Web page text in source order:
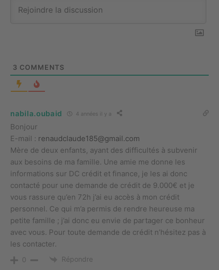
3 COMMENTS
nabila.oubaid 4 années il y a
Bonjour
E-mail : renaudclaude185@gmail.com
Mère de deux enfants, ayant des difficultés à subvenir
aux besoins de ma famille. Une amie me donne les
informations sur DC crédit et finance, je les ai donc
contacté pour une demande de crédit de 9.000€ et je
vous rassure qu’en 72h j’ai eu accès à mon crédit
personnel. Ce qui m’a permis de rendre heureuse ma
petite famille ; j’ai donc eu envie de partager ce bonheur
avec vous. Pour toute demande de crédit n’hésitez pas à
les contacter.
0 Répondre